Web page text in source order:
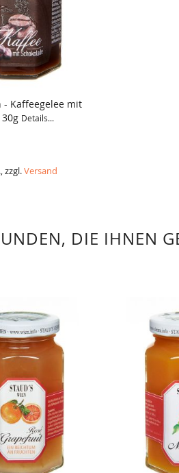
- Kaffeegelee mit
Details...
zzgl.Versand
DIE IHNEN